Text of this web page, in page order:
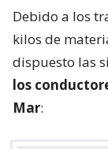
Debido a los
kilos de
dispuesto las
los
Mar: